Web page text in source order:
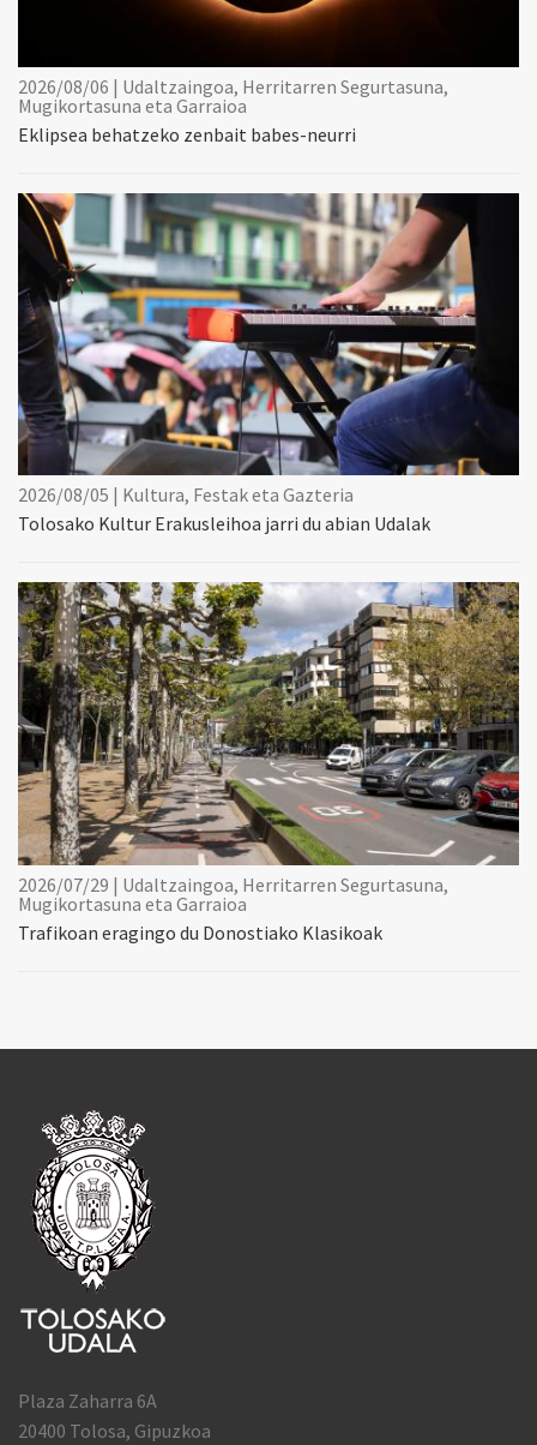
2026/08/06 | Udaltzaingoa, Herritarren Segurtasuna,
Mugikortasuna eta Garraioa
Eklipsea behatzeko zenbait babes-neurri
2026/08/05 | Kultura, Festak eta Gazteria
Tolosako Kultur Erakusleihoa jarri du abian Udalak
2026/07/29 | Udaltzaingoa, Herritarren Segurtasuna,
Mugikortasuna eta Garraioa
Trafikoan eragingo du Donostiako Klasikoak
Plaza Zaharra 6A
20400 Tolosa, Gipuzkoa